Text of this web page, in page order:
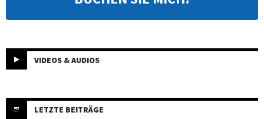
VIDEOS & AUDIOS
LETZTE BEITRÄGE